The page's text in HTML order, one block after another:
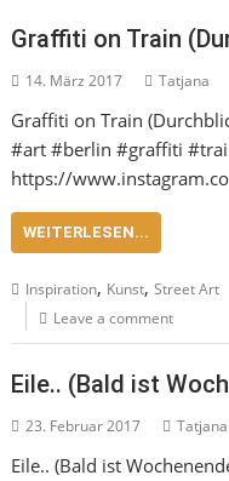
Graffiti on Train
14. März 2017 Tatjana
Graffiti on Train
#art #berlin #graffiti
https://
WEITERLESEN...
Inspiration, Kunst,Street Art
Leave a comment
Eile.. (Bald ist
23. Februar 2017 Tatjana
Eile.. (Bald ist